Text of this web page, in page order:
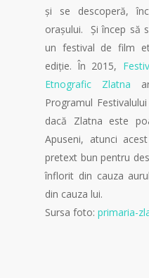
și se descoperă,
orașului. Și încep să
un festival de film
ediție. În 2015,
Etnografic Zlatna
Programul
dacă Zlatna este
Apuseni, atunci
pretext bun pentru
înflorit din cauza
din cauza lui.
Sursa foto: primaria-